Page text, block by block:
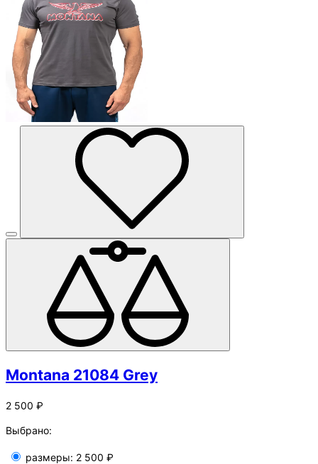
Montana 21084 Grey
2 500 ₽
Выбрано:
размеры: 2 500 ₽